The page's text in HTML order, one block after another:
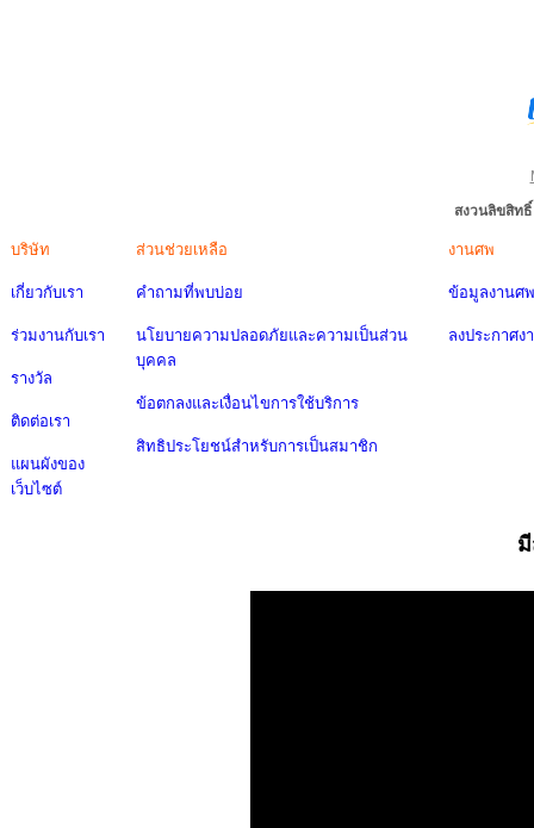
สงวนลิขสิท
บริษัท
เกี่ยวกับเรา
ร่วมงานกับเรา
รางวัล
ติดต่อเรา
แผนผังของ
เว็บไซต์
ส่วนช่วยเหลือ
คำถามที่พบบ่อย
นโยบายความปลอดภัยและความเป็นส่วน
บุคคล
ข้อตกลงและเงื่อนไขการใช้บริการ
สิทธิประโยชน์สำหรับการเป็นสมาชิก
งานศพ
ข้อมูลงานศพ
ลงประกาศง